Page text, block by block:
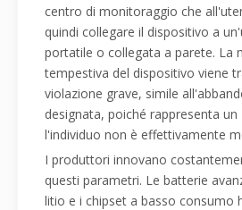
centro di monitoraggio che
quindi collegare il dispositivo a
portatile o collegata a parete. La
tempestiva del dispositivo viene
violazione grave, simile
designata, poiché rappresenta
l'individuo non è effettivamente
I produttori innovano
questi parametri. Le batterie
litio e i chipset a basso consumo